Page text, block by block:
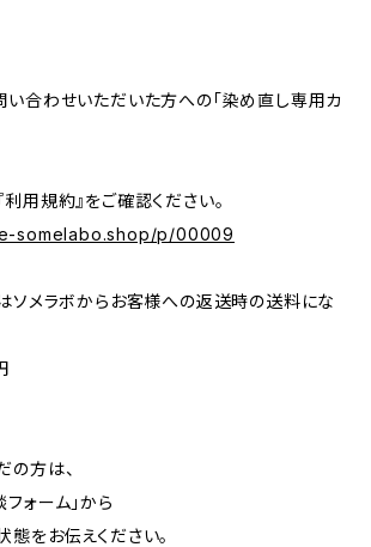
い合わせいただいた方への「染め直し専用カ
用規約』をご確認ください。
somelabo.shop/p/00009
はソメラボからお客様への返送時の送料にな
の方は、
ォーム」から
をお伝えください。